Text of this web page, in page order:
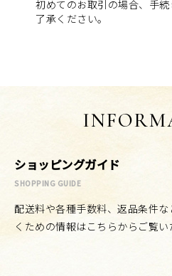
初めてのお取引の場合、手
了承ください。
ショッピングガイド
SHOPPING GUIDE
配送料や各種手数料、返品条件
くための情報はこちらからご覧い